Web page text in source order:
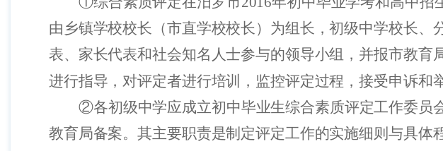
由乡镇学校校长（市直学校校长）为组长，初级中学校长
表、家长代表和社会知名人士参与的领导小组，并报市教
进行指导，对评定者进行培训，监控评定过程，接受申诉和
②各初级中学应成立初中毕业生综合素质评定工作委员
教育局备案。其主要职责是制定评定工作的实施细则与具